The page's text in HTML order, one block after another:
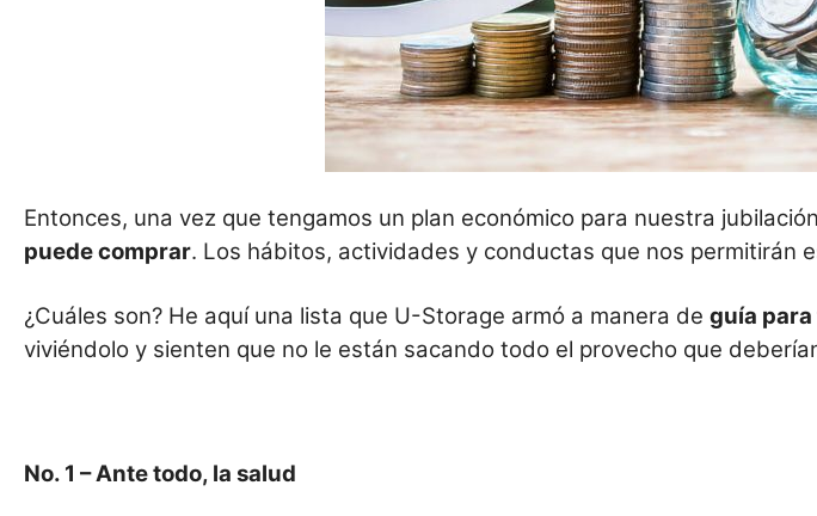
Entonces, una vez que tengamos un plan económico para nuestra
puede comprar. Los hábitos, actividades y conductas que nos permitirán
¿Cuáles son? He aquí una lista que U-Storage armó a manera de guía
viviéndolo y sienten que no le están sacando todo el provecho que
No. 1 – Ante todo, la salud